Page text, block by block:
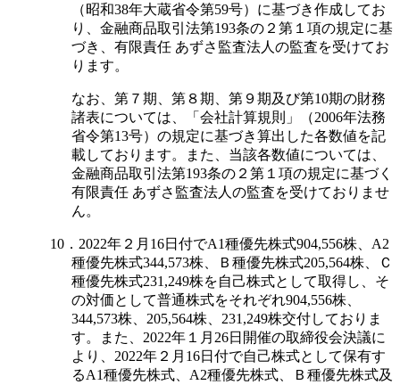
（昭和38年大蔵省令第59号）に基づき作成してお
り、金融商品取引法第193条の２第１項の規定に基
づき、有限責任 あずさ監査法人の監査を受けてお
ります。
なお、第７期、第８期、第９期及び第10期の財務
諸表については、「会社計算規則」（2006年法務
省令第13号）の規定に基づき算出した各数値を記
載しております。また、当該各数値については、
金融商品取引法第193条の２第１項の規定に基づく
有限責任 あずさ監査法人の監査を受けておりませ
ん。
10．2022年２月16日付でA1種優先株式904,556株、A2
種優先株式344,573株、Ｂ種優先株式205,564株、Ｃ
種優先株式231,249株を自己株式として取得し、そ
の対価として普通株式をそれぞれ904,556株、
344,573株、205,564株、231,249株交付しておりま
す。また、2022年１月26日開催の取締役会決議に
より、2022年２月16日付で自己株式として保有す
るA1種優先株式、A2種優先株式、Ｂ種優先株式及